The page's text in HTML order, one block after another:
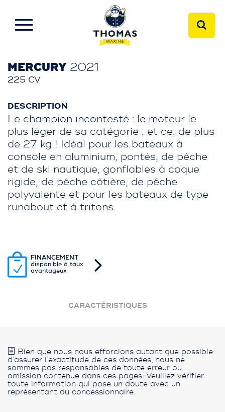
MERCURY 2021
225 CV
DESCRIPTION
Le champion incontesté : le moteur le
plus léger de sa catégorie , et ce, de plus
de 27 kg ! Idéal pour les bateaux à
console en aluminium, pontés, de pêche
et de ski nautique, gonflables à coque
rigide, de pêche côtière, de pêche
polyvalente et pour les bateaux de type
runabout et à tritons.
FINANCEMENT
disponible à taux
avantageux
CARACTÉRISTIQUES
Bien que nous nous efforcions autant que possible
d’assurer l’exactitude de ces données, nous ne
sommes pas responsables de toute erreur ou
omission contenue dans ces pages. Veuillez vérifier
toute information qui pose un doute avec un
représentant du concessionnaire.